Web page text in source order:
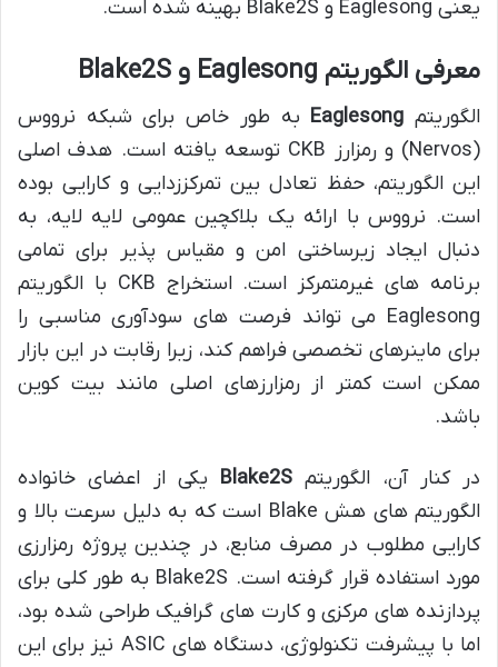
یعنی Eaglesong و Blake2S بهینه شده است.
معرفی الگوریتم Eaglesong و Blake2S
الگوریتم Eaglesong به طور خاص برای شبکه نرووس
(Nervos) و رمزارز CKB توسعه یافته است. هدف اصلی
این الگوریتم، حفظ تعادل بین تمرکززدایی و کارایی بوده
است. نرووس با ارائه یک بلاکچین عمومی لایه لایه، به
دنبال ایجاد زیرساختی امن و مقیاس پذیر برای تمامی
برنامه های غیرمتمرکز است. استخراج CKB با الگوریتم
Eaglesong می تواند فرصت های سودآوری مناسبی را
برای ماینرهای تخصصی فراهم کند، زیرا رقابت در این بازار
ممکن است کمتر از رمزارزهای اصلی مانند بیت کوین
باشد.
در کنار آن، الگوریتم Blake2S یکی از اعضای خانواده
الگوریتم های هش Blake است که به دلیل سرعت بالا و
کارایی مطلوب در مصرف منابع، در چندین پروژه رمزارزی
مورد استفاده قرار گرفته است. Blake2S به طور کلی برای
پردازنده های مرکزی و کارت های گرافیک طراحی شده بود،
اما با پیشرفت تکنولوژی، دستگاه های ASIC نیز برای این